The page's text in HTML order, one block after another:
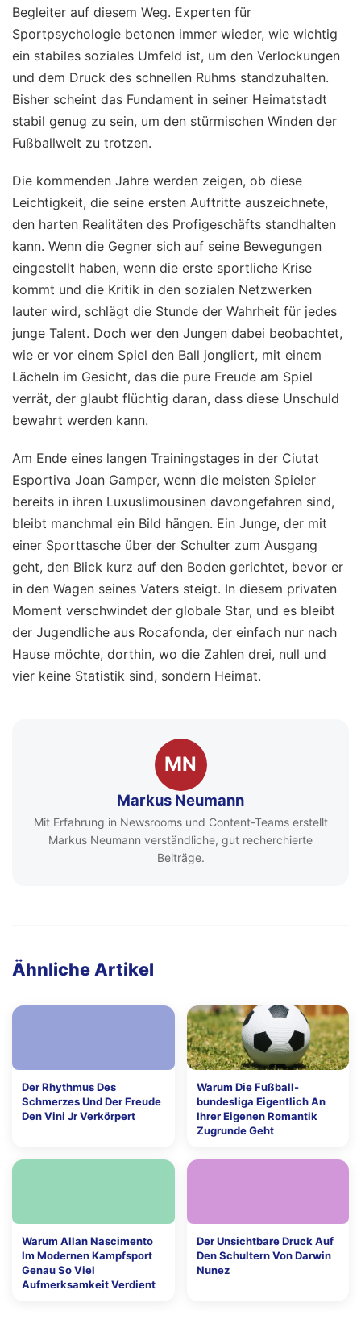
Begleiter auf diesem Weg. Experten für
Sportpsychologie betonen immer wieder, wie wichtig
ein stabiles soziales Umfeld ist, um den Verlockungen
und dem Druck des schnellen Ruhms standzuhalten.
Bisher scheint das Fundament in seiner Heimatstadt
stabil genug zu sein, um den stürmischen Winden der
Fußballwelt zu trotzen.
Die kommenden Jahre werden zeigen, ob diese
Leichtigkeit, die seine ersten Auftritte auszeichnete,
den harten Realitäten des Profigeschäfts standhalten
kann. Wenn die Gegner sich auf seine Bewegungen
eingestellt haben, wenn die erste sportliche Krise
kommt und die Kritik in den sozialen Netzwerken
lauter wird, schlägt die Stunde der Wahrheit für jedes
junge Talent. Doch wer den Jungen dabei beobachtet,
wie er vor einem Spiel den Ball jongliert, mit einem
Lächeln im Gesicht, das die pure Freude am Spiel
verrät, der glaubt flüchtig daran, dass diese Unschuld
bewahrt werden kann.
Am Ende eines langen Trainingstages in der Ciutat
Esportiva Joan Gamper, wenn die meisten Spieler
bereits in ihren Luxuslimousinen davongefahren sind,
bleibt manchmal ein Bild hängen. Ein Junge, der mit
einer Sporttasche über der Schulter zum Ausgang
geht, den Blick kurz auf den Boden gerichtet, bevor er
in den Wagen seines Vaters steigt. In diesem privaten
Moment verschwindet der globale Star, und es bleibt
der Jugendliche aus Rocafonda, der einfach nur nach
Hause möchte, dorthin, wo die Zahlen drei, null und
vier keine Statistik sind, sondern Heimat.
MN
Markus Neumann
Mit Erfahrung in Newsrooms und Content-Teams erstellt
Markus Neumann verständliche, gut recherchierte
Beiträge.
Ähnliche Artikel
Der Rhythmus Des
Schmerzes Und Der Freude
Den Vini Jr Verkörpert
Warum Die Fußball-
bundesliga Eigentlich An
Ihrer Eigenen Romantik
Zugrunde Geht
Warum Allan Nascimento
Im Modernen Kampfsport
Genau So Viel
Aufmerksamkeit Verdient
Der Unsichtbare Druck Auf
Den Schultern Von Darwin
Nunez